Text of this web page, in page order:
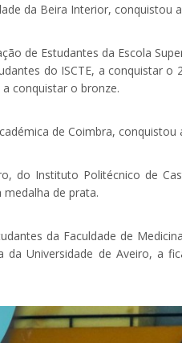
da Beira Interior, conquistou
de Estudantes da Escola
do ISCTE, a conquistar o
conquistar o bronze.
de Coimbra, conquistou
do Instituto Politécnico de
medalha de prata.
da Faculdade de
da Universidade de Aveiro, a